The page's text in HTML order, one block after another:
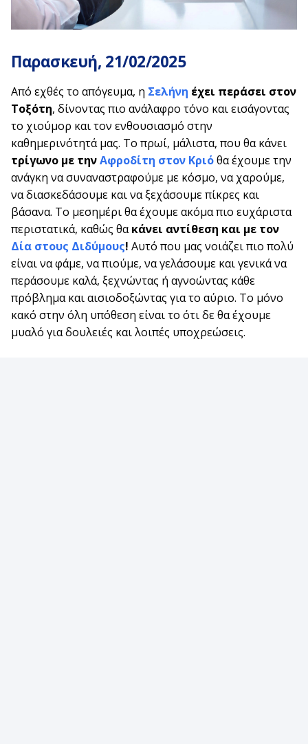
Παρασκευή, 21/02/2025
Από εχθές το απόγευμα, η Σελήνη έχει περάσει στον
Τοξότη, δίνοντας πιο ανάλαφρο τόνο και εισάγοντας
το χιούμορ και τον ενθουσιασμό στην
καθημερινότητά μας. Το πρωί, μάλιστα, που θα κάνει
τρίγωνο με τηνΑφροδίτη στον Κριόθα έχουμε την
ανάγκη να συναναστραφούμε με κόσμο, να χαρούμε,
να διασκεδάσουμε και να ξεχάσουμε πίκρες και
βάσανα. Το μεσημέρι θα έχουμε ακόμα πιο ευχάριστα
περιστατικά, καθώς θακάνει αντίθεση και με τον
Δία στους Διδύμους! Αυτό που μας νοιάζει πιο πολύ
είναι να φάμε, να πιούμε, να γελάσουμε και γενικά να
περάσουμε καλά, ξεχνώντας ή αγνοώντας κάθε
πρόβλημα και αισιοδοξώντας για το αύριο. Το μόνο
κακό στην όλη υπόθεση είναι το ότι δε θα έχουμε
μυαλό για δουλειές και λοιπές υποχρεώσεις.